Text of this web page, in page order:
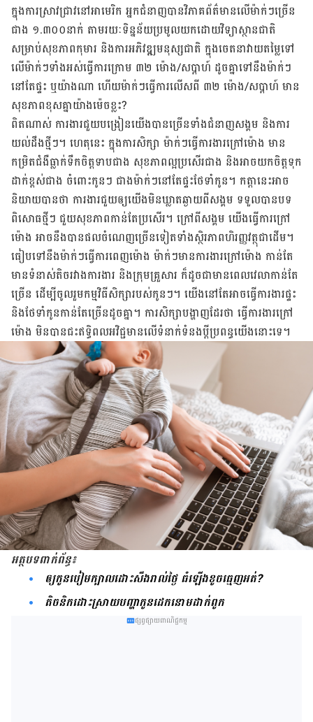
ក្នុង​ការ​ស្រាវ​ជ្រាវ​នៅ​អាមេរិក អ្នក​ជំនាញ​បាន​វិភាគ​ព័ត៌មាន​លើ​ម៉ាក់ៗ​ច្រើន​
ជាង​ ១.៣០០​នាក់​ តាមរយៈ​ទិន្នន័យ​ប្រមូល​យក​ដោយ​វិទ្យា​ស្ថាន​ជាតិ​
សម្រាប់​សុខ​ភាព​កុមារ​ និង​ការ​អភិវឌ្ឍ​មនុស្សជាតិ ក្នុង​ចេតនា​វាយ​តម្លៃ​ទៅ​
លើ​ម៉ាក់ៗ​ទាំង​អស់​ធ្វើ​ការ​ក្រោម ៣២ ម៉ោង​/សប្ដាហ៍ ដូច​គ្នា​ទៅ​នឹង​ម៉ាក់ៗ
នៅ​តែ​ផ្ទះ ឬ​យ៉ាង​ណា ហើយ​ម៉ាក់ៗ​ធ្វើ​ការ​លើស​ពី ៣២ ម៉ោង​/សប្ដាហ៍ មាន​
សុខ​ភាព​ខុស​គ្នា​យ៉ាង​ម៉េច​ខ្លះ?
ពិត​ណាស់​ ការងារ​ជួយ​បង្រៀន​យើង​បាន​ច្រើន​ទាំង​ជំនាញ​សង្គម​ និង​ការ​
យល់​ដឹង​ថ្មីៗ។ ហេតុ​នេះ ក្នុង​ការ​សិក្សា​ ម៉ាក់ៗ​ធ្វើ​ការ​ងារ​ក្រៅ​ម៉ោង មាន​
កម្រិត​ជំងឺ​ធ្លាក់​ទឹក​ចិត្ត​ទាប​ជាង​ សុខ​ភាព​ល្អ​ប្រសើរ​ជាង​ និង​អាច​យក​ចិត្ត​ទុក​
ដាក់​​ខ្ពស់​ជាង ចំពោះ​កូនៗ ជាង​ម៉ាក់ៗ​នៅ​តែ​ផ្ទះ​ថែ​ទាំ​កូន។ កត្តា​នេះ​អាច​
និយាយ​បាន​ថា ការ​ងារ​ជួយ​ឲ្យ​យើង​មិន​ឃ្លាត​ឆ្ងាយ​ពី​សង្គម ទទួល​បាន​បទ​
ពិសោធថ្មីៗ ជួយ​សុខភាព​កាន់​តែ​ប្រសើរ។ ក្រៅ​ពី​សង្គម​ យើង​ធ្វើ​ការ​ក្រៅ​
ម៉ោង អាច​នឹង​បាន​ផល​ចំណេញ​ច្រើន​ទៀត​ទាំង​ស្ថិរភាព​ហិរញ្ញវត្ថុ​ជាដើម។
ធៀប​ទៅ​នឹង​ម៉ាក់ៗ​ធ្វើ​ការ​ពេញ​ម៉ោង​ ម៉ាក់ៗមាន​ការ​ងារ​ក្រៅ​ម៉ោង កាន់​តែ​
មាន​ទំនាស់​តិច​រវាង​ការងារ​ និង​ក្រុម​គ្រួសារ ក៏​ដូច​ជា​មាន​ពេល​វេលា​កាន់​តែ​
ច្រើន ដើម្បី​ចូលរួម​កម្មវិធី​សិក្សា​របស់​កូនៗ។ យើង​នៅ​តែ​អាច​ធ្វើ​ការ​ងារ​ផ្ទះ​
និង​​ថែទាំ​កូន​កាន់​តែ​ច្រើន​ដូច​គ្នា។ ការ​សិក្សា​បង្ហាញ​ដែរ​ថា ធ្វើ​ការ​ងារ​ក្រៅ​
ម៉ោង មិន​បាន​ជះ​ឥទ្ធិពល​អវិជ្ជមាន​លើ​ទំនាក់​ទំនង​ប្តី​ប្រពន្ធ​យើង​នោះ​ទេ។
អត្ថបទ​ពាក់​ព័ន្ធ៖
ឲ្យ​កូនបៀម​ក្បាល​ដោះ​សឹង​រាល់​ថ្ងៃ ធំ​ឡើង​ខូច​ធ្មេញ​​អត់?
តិចនិក​ដោះស្រាយ​បញ្ហាកូនដេក​នោម​ដាក់​ពូក
ផ្សព្វផ្សាយពាណិជ្ជកម្ម